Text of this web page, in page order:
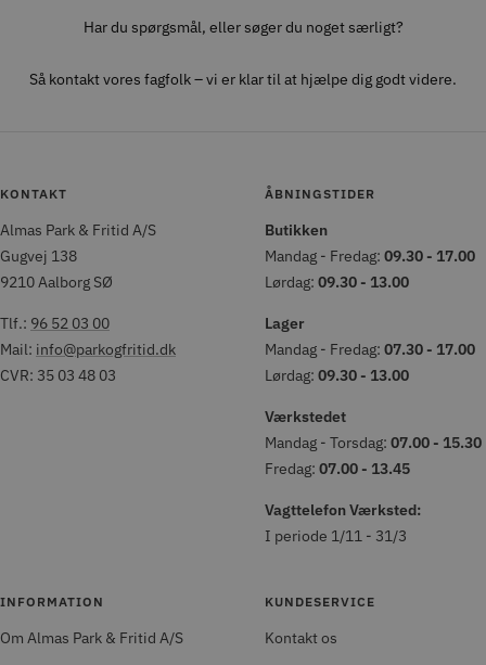
Har du spørgsmål, eller søger du noget særligt?
Så kontakt vores fagfolk – vi er klar til at hjælpe dig godt videre.
KONTAKT
Almas Park & Fritid A/S
Gugvej 138
9210 Aalborg SØ
Tlf.: 96 52 03 00
Mail: info@parkogfritid.dk
CVR: 35 03 48 03
ÅBNINGSTIDER
Butikken
Mandag - Fredag: 09.30 - 17.00
Lørdag: 09.30 - 13.00
Lager
Mandag - Fredag: 07.30 - 17.00
Lørdag: 09.30 - 13.00
Værkstedet
Mandag - Torsdag: 07.00 - 15.30
Fredag: 07.00 - 13.45
Vagttelefon Værksted:
I periode 1/11 - 31/3
INFORMATION
Om Almas Park & Fritid A/S
KUNDESERVICE
Kontakt os